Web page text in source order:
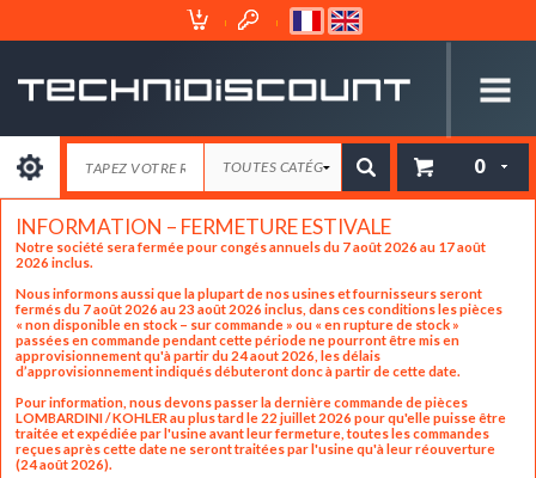
Mon
Espace
0
INFORMATION – FERMETURE ESTIVALE
Notre société sera fermée pour congés annuels du 7 août 2026 au 17 août
2026 inclus.
Nous informons aussi que la plupart de nos usines et fournisseurs seront
fermés du 7 août 2026 au 23 août 2026 inclus, dans ces conditions les pièces
« non disponible en stock – sur commande » ou « en rupture de stock »
passées en commande pendant cette période ne pourront être mis en
approvisionnement qu'à partir du 24 aout 2026, les délais
d’approvisionnement indiqués débuteront donc à partir de cette date.
Pour information, nous devons passer la dernière commande de pièces
LOMBARDINI / KOHLER au plus tard le 22 juillet 2026 pour qu'elle puisse être
traitée et expédiée par l'usine avant leur fermeture, toutes les commandes
reçues après cette date ne seront traitées par l'usine qu'à leur réouverture
(24 août 2026).